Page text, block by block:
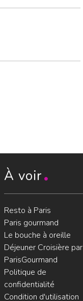
À voir
Resto à Paris
Paris gourmand
Le bouche à oreille
Déjeuner Croisière par
ParisGourmand
Politique de
confidentialité
Condition d'utilisation